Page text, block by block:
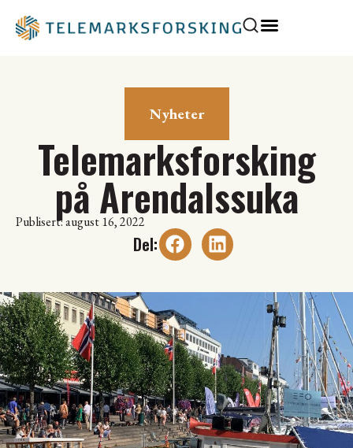
Nyheter
Telemarksforsking
på Arendalssuka
Publisert: august 16, 2022